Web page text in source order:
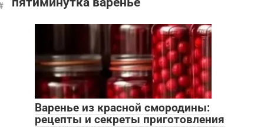
Варенье из красной смородины:
рецепты и секреты приготовления